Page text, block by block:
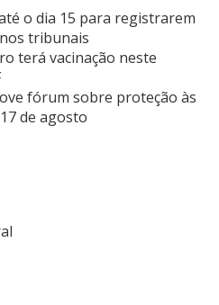
o dia 15 para registrarem
tribunais
terá vacinação neste
fórum sobre proteção às
de agosto